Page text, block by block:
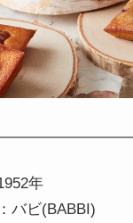
年
バビ(BABBI)